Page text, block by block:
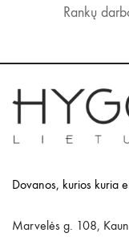
Rankų
Dovanos, kurios kuria
Marvelės g. 108,